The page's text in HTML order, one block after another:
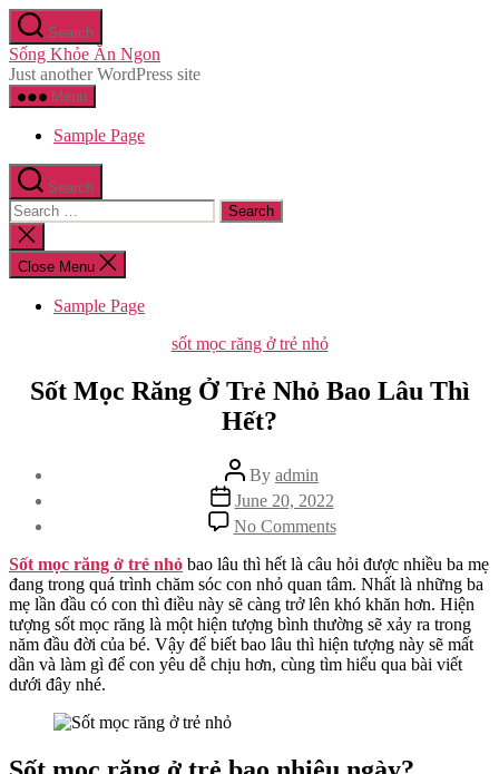
Skip
to
the
content
Search
Sống Khỏe Ăn Ngon
Just another WordPress site
Menu
Sample Page
Search
Search
for:
Close
search
Close Menu
Sample Page
Categories
sốt mọc răng ở trẻ nhỏ
Sốt Mọc Răng Ở Trẻ Nhỏ Bao Lâu Thì
Hết?
Post
author
By admin
Post
date
June 20, 2022
No Commentson
Sốt
Mọc
Răng
Ở
Trẻ
Nhỏ
Bao
Sốt mọc răng ở trẻ nhỏ bao lâu thì hết là câu hỏi được nhiều ba mẹ
đang trong quá trình chăm sóc con nhỏ quan tâm. Nhất là những ba
mẹ lần đầu có con thì điều này sẽ càng trở lên khó khăn hơn. Hiện
tượng sốt mọc răng là một hiện tượng bình thường sẽ xảy ra trong
năm đầu đời của bé. Vậy để biết bao lâu thì hiện tượng này sẽ mất
dần và làm gì để con yêu dễ chịu hơn, cùng tìm hiểu qua bài viết
dưới đây nhé.